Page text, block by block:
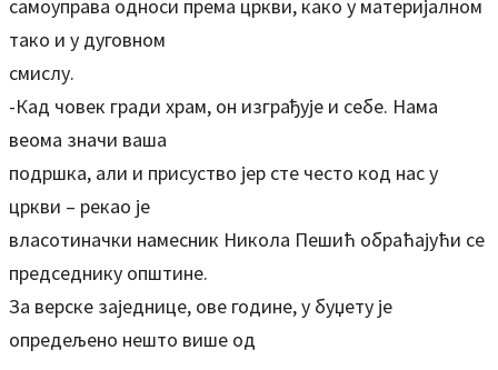
самоуправа односи према цркви, како у материјалном
тако и у дуговном
смислу.
-Кад човек гради храм, он изграђује и себе. Нама
веома значи ваша
подршка, али и присуство јер сте често код нас у
цркви – рекао је
власотиначки намесник Никола Пешић обраћајући се
председнику општине.
За верске заједнице, ове године, у буџету је
опредељено нешто више од